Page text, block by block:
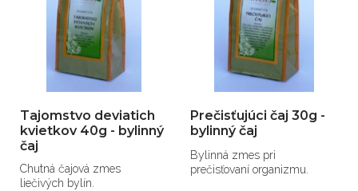
Tajomstvo deviatich
kvietkov 40g - bylinný
čaj
Chutná čajová zmes
liečivých bylín.
Prečisťujúci čaj 30g -
bylinný čaj
Bylinná zmes pri
prečisťovaní organizmu.